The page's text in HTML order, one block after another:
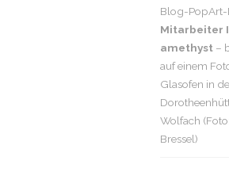
Blog-PopArt-
Mitarbeiter
amethyst –
auf einem
Glasofen in
Wolfach
Bressel)